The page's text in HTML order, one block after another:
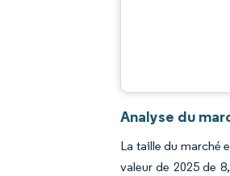
Analyse du
La taille du marché
valeur de 2025 de